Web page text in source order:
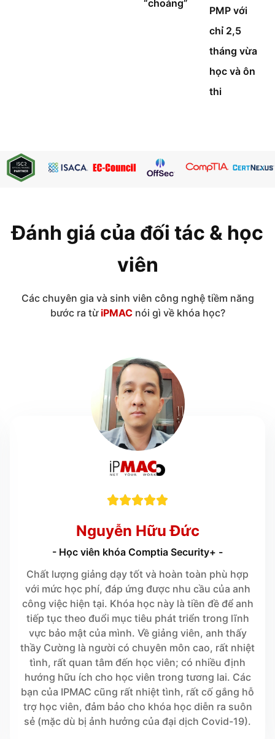
“choáng”
PMP với
chỉ 2,5
tháng vừa
học và ôn
thi
Đánh giá của đối tác & học
viên
Các chuyên gia và sinh viên công nghệ tiềm năng
bước ra từ iPMACnói gì về khóa học?

Nguyễn Hữu Đức
- Học viên khóa Comptia Security+ -
Chất lượng giảng dạy tốt và hoàn toàn phù hợp
với mức học phí, đáp ứng được nhu cầu của anh
công việc hiện tại. Khóa học này là tiền đề để anh
tiếp tục theo đuổi mục tiêu phát triển trong lĩnh
vực bảo mật của mình. Về giảng viên, anh thấy
thầy Cường là người có chuyên môn cao, rất nhiệt
tình, rất quan tâm đến học viên; có nhiều định
hướng hữu ích cho học viên trong tương lai. Các
bạn của IPMAC cũng rất nhiệt tình, rất cố gắng hỗ
trợ học viên, đảm bảo cho khóa học diễn ra suôn
sẻ (mặc dù bị ảnh hưởng của đại dịch Covid-19).